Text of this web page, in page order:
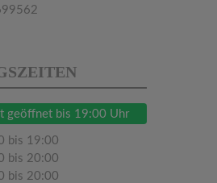
geöffnet bis 19:00 Uhr
bis 19:00
bis 20:00
bis 20:00